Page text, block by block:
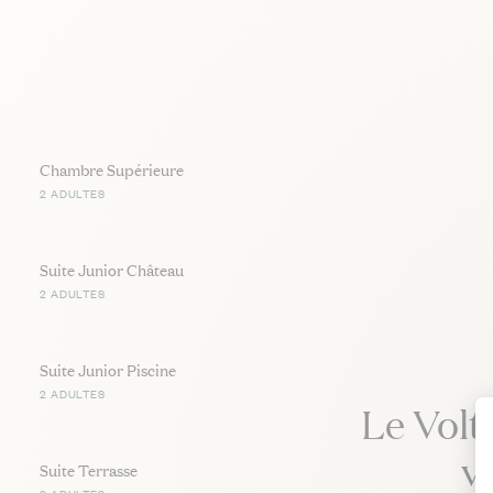
Chambre Supérieure
2 ADULTES
Suite Junior Château
2 ADULTES
Suite Junior Piscine
2 ADULTES
Suite Terrasse
Le